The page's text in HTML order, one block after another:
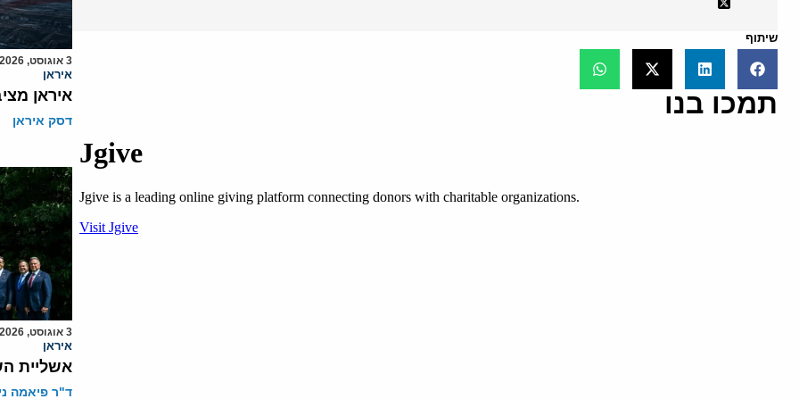
שיתוף
תמכו בנו
3 אוגוסט, 2026
איראן
איראן
דסק איראן
3 אוגוסט, 2026
איראן
אשליית
ד"ר פיאמה